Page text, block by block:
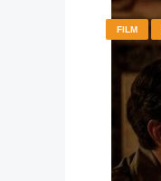
FILM